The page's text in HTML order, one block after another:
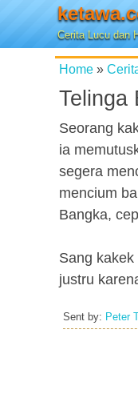
Cerita Lucu dan
Home »
Telinga
Seorang
ia
segera
mencium
Bangka,
Sang
justru
Sent by: Peter